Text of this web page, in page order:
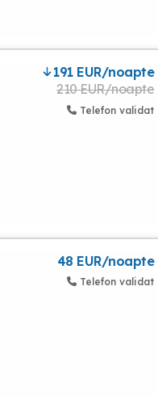
191 EUR/noapte
210 EUR/noapte
Telefon validat
48 EUR/noapte
Telefon validat